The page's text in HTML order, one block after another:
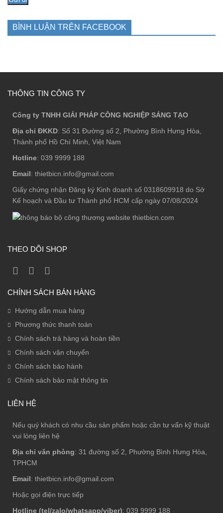
BÌNH LUẬN TRÊN FACEBOOK
THÔNG TIN CÔNG TY
Công ty TNHH GIẢI PHÁP CÔNG NGHIỆP SÁNG TẠO
Địa chỉ ĐKKD: Số 31 Đường số 2, Phường Bình Hưng Hòa,
Thành phố Hồ Chí Minh, Việt Nam
Hotline: 039 9999 188
Email: thietbicn.info@gmail.com
Giấy chứng nhận Đăng ký Kinh doanh số 0318609918 do Sở
Kế hoạch và Đầu tư Thành phố HCM cấp ngày 07/08/2024
THEO DÕI SHOP
CHÍNH SÁCH BÁN HÀNG
Hướng dẫn mua hàng
Phương thức thanh toán
Chính sách trả hàng và hoàn tiền
Chính sách vận chuyển
Chính sách bảo hành
Chính sách bảo mật thông tin
LIÊN HỆ
Nếu quý khách có nhu cầu sản phẩm hoặc cần tư vấn kỹ thuật
vui lòng liên hệ
Địa chỉ văn phòng: 31 đường số 2, Phường Bình Hưng Hòa,
TPHCM
Email: thietbicn.info@gmail.com
Hoặc gọi điện trực tiếp
Hotline (tel/zalo/whatsapp/viber): 039 9999 188